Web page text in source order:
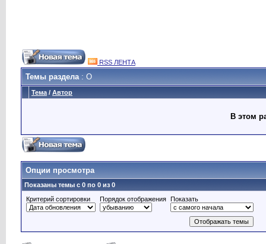
RSS ЛЕНТА
Темы раздела: O
Тема / Автор
В этом
Опции просмотра
Показаны темы с 0 по 0 из 0
Критерий сортировки
Порядок отображения Показать